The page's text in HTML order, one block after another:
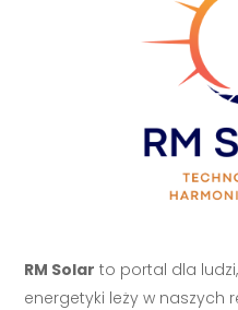
RM Solar to portal dla
energetyki leży w naszych